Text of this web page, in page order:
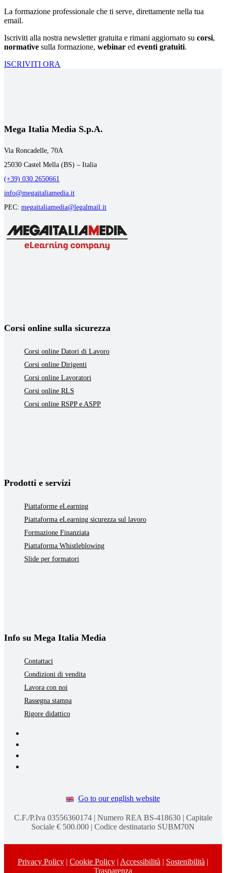
La formazione professionale che ti serve, direttamente nella tua
email.
Iscriviti alla nostra newsletter gratuita e rimani aggiornato su corsi,
normative sulla formazione, webinar ed eventi gratuiti.
ISCRIVITI ORA
Mega Italia Media S.p.A.
Via Roncadelle, 70A
25030 Castel Mella (BS) – Italia
(+39) 030.2650661
info@megaitaliamedia.it
PEC: megaitaliamedia@legalmail.it
Corsi online sulla sicurezza
Corsi online Datori di Lavoro
Corsi online Dirigenti
Corsi online Lavoratori
Corsi online RLS
Corsi online RSPP e ASPP
Prodotti e servizi
Piattaforme eLearning
Piattaforma eLearning sicurezza sul lavoro
Formazione Finanziata
Piattaforma Whistleblowing
Slide per formatori
Info su Mega Italia Media
Contattaci
Condizioni di vendita
Lavora con noi
Rassegna stampa
Rigore didattico
Go to our english website
C.F./P.Iva 03556360174 | Numero REA BS-418630 | Capitale
Sociale € 500.000 | Codice destinatario SUBM70N
Privacy Policy | Cookie Policy | Accessibilità | Sostenibilità |
Trasparenza